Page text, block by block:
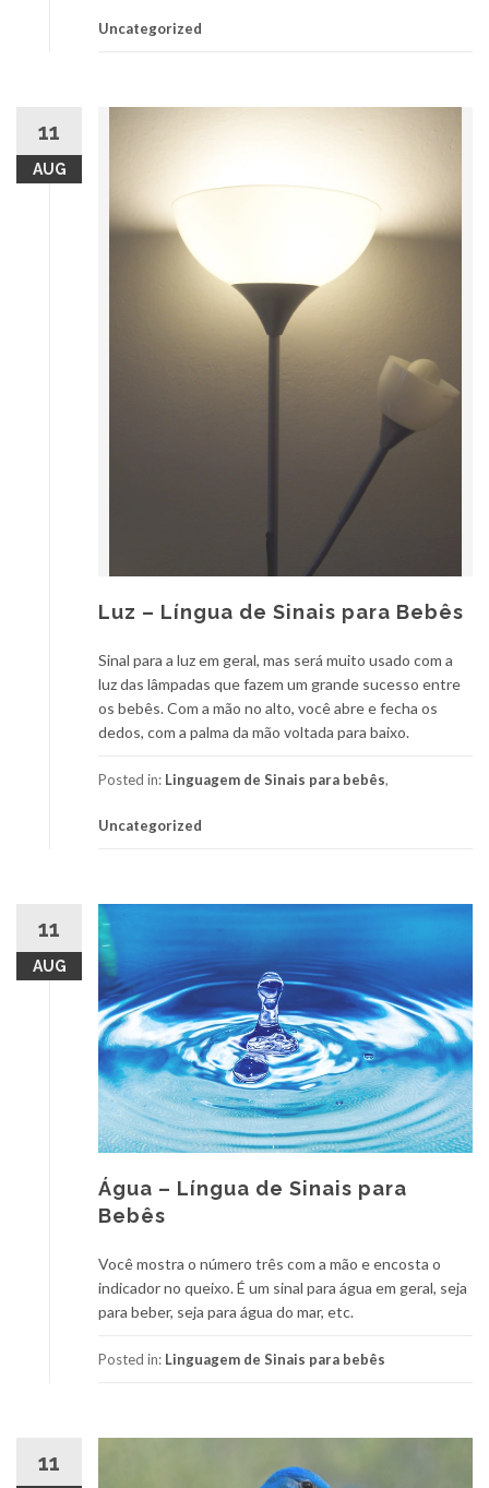
Uncategorized
11
AUG
Luz – Língua de Sinais para Bebês
Sinal para a luz em geral, mas será muito usado com a
luz das lâmpadas que fazem um grande sucesso entre
os bebês. Com a mão no alto, você abre e fecha os
dedos, com a palma da mão voltada para baixo.
Posted in: Linguagem de Sinais para bebês,
Uncategorized
11
AUG
Água – Língua de Sinais para
Bebês
Você mostra o número três com a mão e encosta o
indicador no queixo. É um sinal para água em geral, seja
para beber, seja para água do mar, etc.
Posted in: Linguagem de Sinais para bebês
11